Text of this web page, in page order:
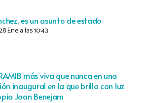
es un asunto de estado
Ene a las 10:43
más viva que nunca en una
inaugural en la que brilla con luz
Joan Benejam